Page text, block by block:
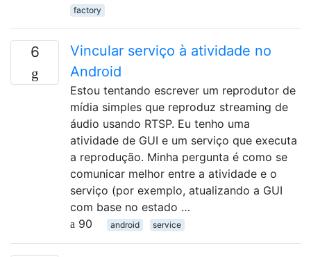
factory
6
Vincular serviço à atividade no
Android
Estou tentando escrever um reprodutor de
mídia simples que reproduz streaming de
áudio usando RTSP. Eu tenho uma
atividade de GUI e um serviço que executa
a reprodução. Minha pergunta é como se
comunicar melhor entre a atividade e o
serviço (por exemplo, atualizando a GUI
com base no estado …
90
android service